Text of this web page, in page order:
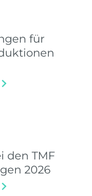
für
den TMF
2026